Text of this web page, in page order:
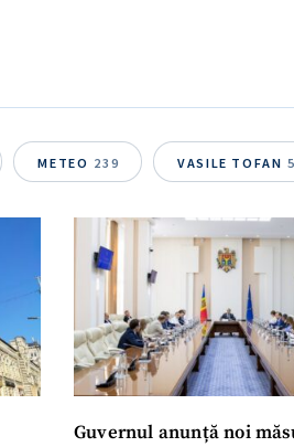
METEO 239 VASILE TOFAN
Guvernul anunță noi
Telefon + Telefon
Am citit și sunt de
confidențialitate.
TRIMITE